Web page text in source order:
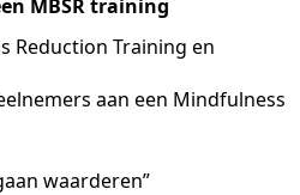
MBSR training
Reduction Training en
aan een Mindfulness
waarderen”